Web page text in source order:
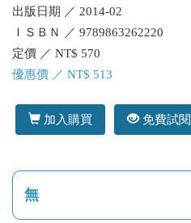
出版日期 ／ 2014-02
ＩＳＢＮ ／ 9789863262220
定價 ／ NT$ 570
優惠價 ／ NT$ 513
加入購買 免費試閱
無